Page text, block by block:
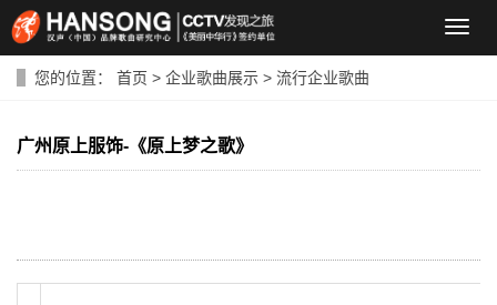
导
您的位置： 首页 > 企业歌曲展示 > 流行企业歌曲
广州原上服饰-《原上梦之歌》